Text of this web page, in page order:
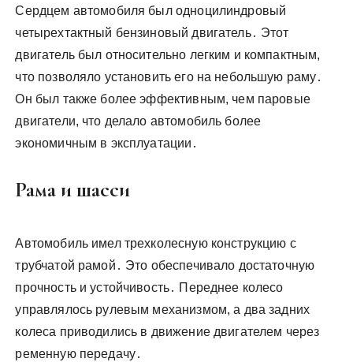
Сердцем автомобиля был одноцилиндровый
четырехтактный бензиновый двигатель․ Этот
двигатель был относительно легким и компактным,
что позволяло установить его на небольшую раму․
Он был также более эффективным, чем паровые
двигатели, что делало автомобиль более
экономичным в эксплуатации․
Рама и шасси
Автомобиль имел трехколесную конструкцию с
трубчатой рамой․ Это обеспечивало достаточную
прочность и устойчивость․ Переднее колесо
управлялось рулевым механизмом, а два задних
колеса приводились в движение двигателем через
ременную передачу․